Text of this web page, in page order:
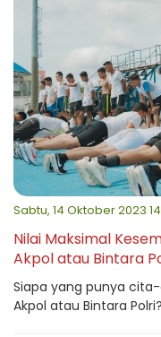
Sabtu, 14 Oktober 2023
Nilai Maksimal
Akpol atau Bintara
Siapa yang punya
Akpol atau Bintara